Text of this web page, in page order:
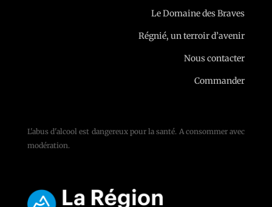
Le Domaine des Braves
Régnié, un terroir d’avenir
Nous contacter
Commander
L'abus d'alcool est dangereux pour la santé. A consommer avec
modération.